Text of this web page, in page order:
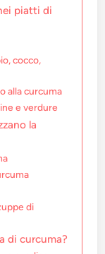
piatti di
cocco,
alla curcuma
e verdure
la
di
di curcuma?